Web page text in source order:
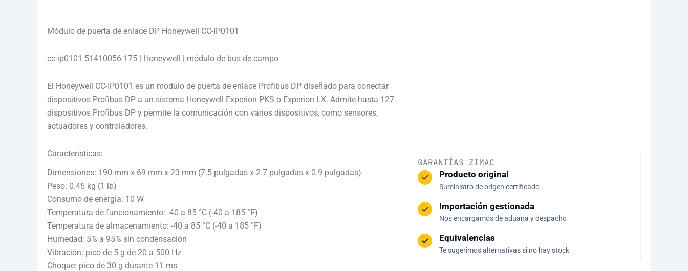
Módulo de puerta de enlace DP Honeywell CC-IP0101
cc-ip0101 51410056-175 | Honeywell | módulo de bus de campo
El Honeywell CC-IP0101 es un módulo de puerta de enlace Profibus DP diseñado para conectar
dispositivos Profibus DP a un sistema Honeywell Experion PKS o Experion LX. Admite hasta 127
dispositivos Profibus DP y permite la comunicación con varios dispositivos, como sensores,
actuadores y controladores.
Caracteristicas:
Dimensiones: 190 mm x 69 mm x 23 mm (7.5 pulgadas x 2.7 pulgadas x 0.9 pulgadas)
Peso: 0.45 kg (1 lb)
Consumo de energía: 10 W
Temperatura de funcionamiento: -40 a 85 °C (-40 a 185 °F)
Temperatura de almacenamiento: -40 a 85 °C (-40 a 185 °F)
Humedad: 5% a 95% sin condensación
Vibración: pico de 5 g de 20 a 500 Hz
Choque: pico de 30 g durante 11 ms
GARANTÍAS ZIMAC
Producto original
Suministro de origen certificado
Importación gestionada
Nos encargamos de aduana y despacho
Equivalencias
Te sugerimos alternativas si no hay stock